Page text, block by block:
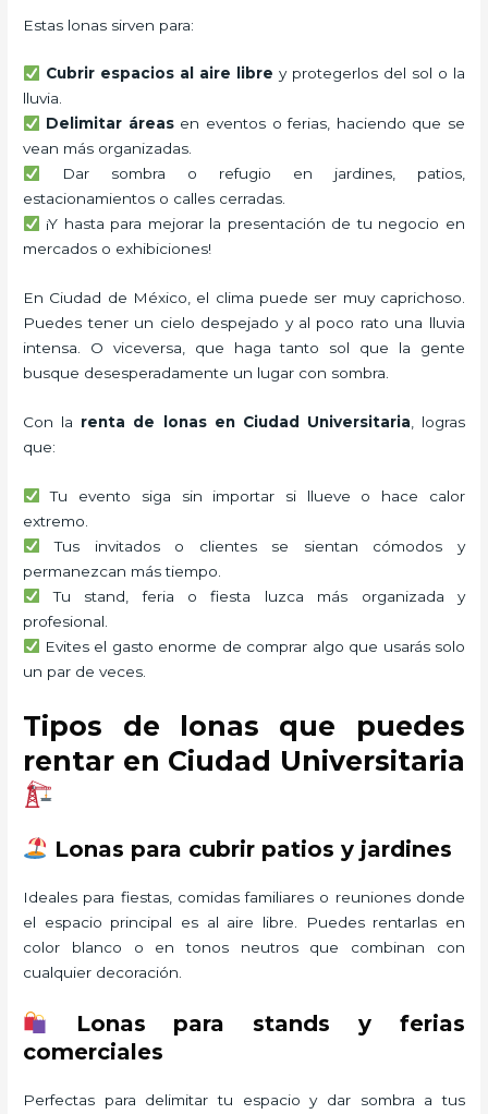
Estas lonas sirven para:
Cubrir espacios al aire libre y protegerlos del sol o la
lluvia.
Delimitar áreasen eventos o ferias, haciendo que se
vean más organizadas.
Dar sombra o refugio en jardines, patios,
estacionamientos o calles cerradas.
¡Y hasta para mejorar la presentación de tu negocio en
mercados o exhibiciones!
En Ciudad de México, el clima puede ser muy caprichoso.
Puedes tener un cielo despejado y al poco rato una lluvia
intensa. O viceversa, que haga tanto sol que la gente
busque desesperadamente un lugar con sombra.
Con la renta de lonas en Ciudad Universitaria , logras
que:
Tu evento siga sin importar si llueve o hace calor
extremo.
Tus invitados o clientes se sientan cómodos y
permanezcan más tiempo.
Tu stand, feria o fiesta luzca más organizada y
profesional.
Evites el gasto enorme de comprar algo que usarás solo
un par de veces.
Tipos de lonas que puedes
rentar en Ciudad Universitaria
Lonas para cubrir patios y jardines
Ideales para fiestas, comidas familiares o reuniones donde
el espacio principal es al aire libre. Puedes rentarlas en
color blanco o en tonos neutros que combinan con
cualquier decoración.
Lonas para stands y ferias
comerciales
Perfectas para delimitar tu espacio y dar sombra a tus